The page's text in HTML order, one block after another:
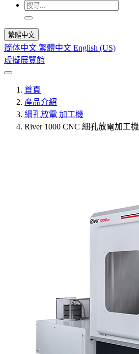
繁體中文
简体中文 繁體中文 English (US)
虛擬展覽館
首頁
產品介紹
細孔放電 加工機
River 1000 CNC 細孔放電加工機